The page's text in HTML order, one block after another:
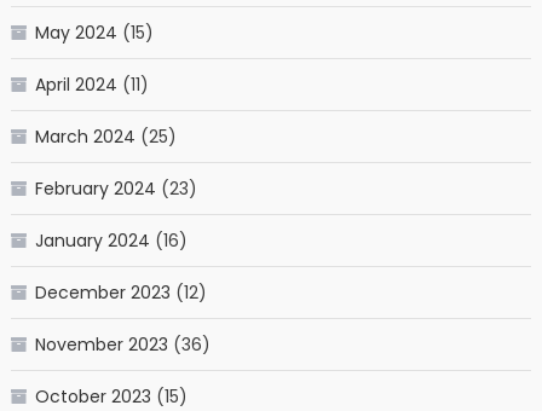
May 2024 (15)
April 2024 (11)
March 2024 (25)
February 2024 (23)
January 2024 (16)
December 2023 (12)
November 2023 (36)
October 2023 (15)